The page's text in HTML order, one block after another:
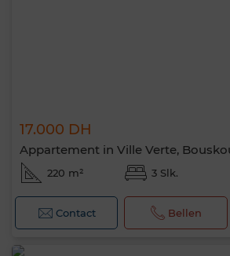
17.000 DH
Appartement in Ville Verte,
220 m² 3 Slk.
Contact Bellen